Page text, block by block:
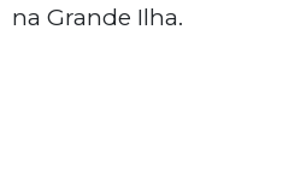
na Grande Ilha.